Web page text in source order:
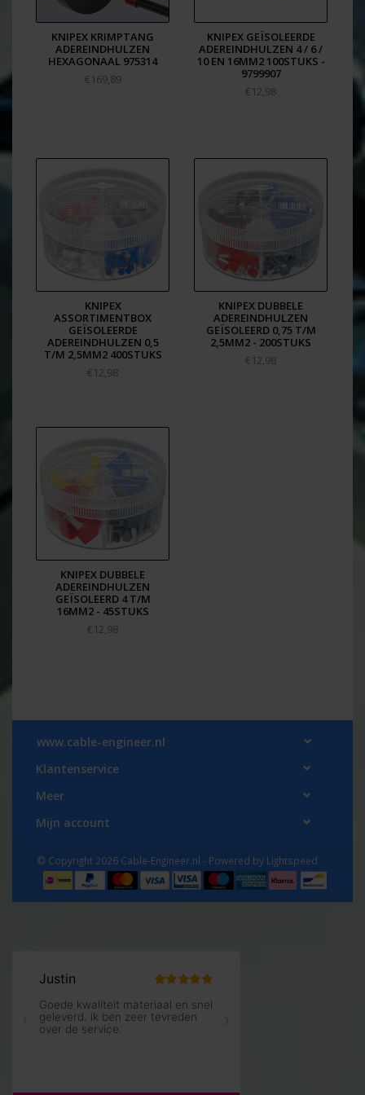
KNIPEX KRIMPTANG
ADEREINDHULZEN
HEXAGONAAL 975314
€169,89
KNIPEX GEÏSOLEERDE
ADEREINDHULZEN 4 / 6 /
10 EN 16MM2 100STUKS -
9799907
€12,98
KNIPEX
ASSORTIMENTBOX
GEÏSOLEERDE
ADEREINDHULZEN 0,5
T/M 2,5MM2 400STUKS
€12,98
KNIPEX DUBBELE
ADEREINDHULZEN
GEÏSOLEERD 0,75 T/M
2,5MM2 - 200STUKS
€12,98
KNIPEX DUBBELE
ADEREINDHULZEN
GEÏSOLEERD 4 T/M
16MM2 - 45STUKS
€12,98
www.cable-engineer.nl
Klantenservice
Meer
Mijn account
© Copyright 2026 Cable-Engineer.nl - Powered by Lightspeed